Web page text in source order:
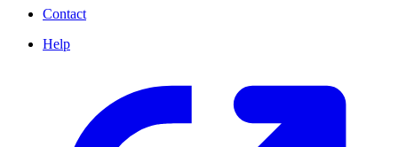
Contact
Help